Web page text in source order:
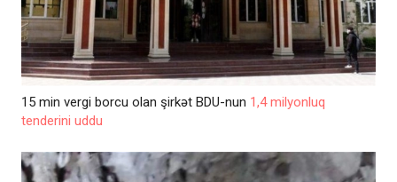
15 min vergi borcu olan şirkət BDU-nun 1,4 milyonluq
tenderini uddu